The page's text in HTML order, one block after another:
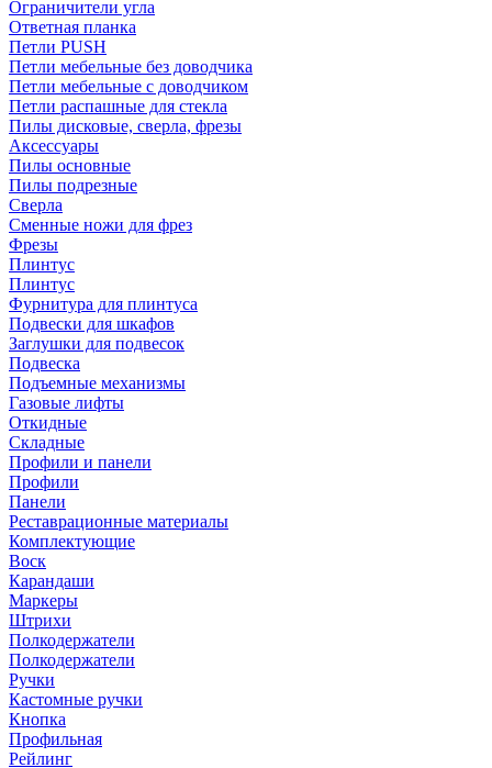
Ограничители угла
Ответная планка
Петли PUSH
Петли мебельные без доводчика
Петли мебельные с доводчиком
Петли распашные для стекла
Пилы дисковые, сверла, фрезы
Аксессуары
Пилы основные
Пилы подрезные
Сверла
Сменные ножи для фрез
Фрезы
Плинтус
Плинтус
Фурнитура для плинтуса
Подвески для шкафов
Заглушки для подвесок
Подвеска
Подъемные механизмы
Газовые лифты
Откидные
Складные
Профили и панели
Профили
Панели
Реставрационные материалы
Комплектующие
Воск
Карандаши
Маркеры
Штрихи
Полкодержатели
Полкодержатели
Ручки
Кастомные ручки
Кнопка
Профильная
Рейлинг